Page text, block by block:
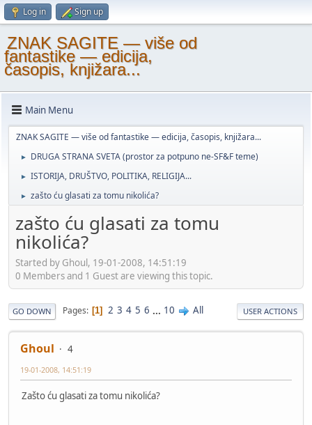
Log in Sign up
ZNAK SAGITE — više od
fantastike — edicija,
časopis, knjižara...
Main Menu
ZNAK SAGITE — više od fantastike — edicija, časopis, knjižara...
► DRUGA STRANA SVETA (prostor za potpuno ne-SF&F teme)
► ISTORIJA, DRUŠTVO, POLITIKA, RELIGIJA...
► zašto ću glasati za tomu nikolića?
zašto ću glasati za tomu
nikolića?
Started by Ghoul, 19-01-2008, 14:51:19
0 Members and 1 Guest are viewing this topic.
GO DOWN Pages 1 2 3 4 5 6 ... 10 All USER ACTIONS
Ghoul 4
19-01-2008, 14:51:19
Zašto ću glasati za tomu nikolića?